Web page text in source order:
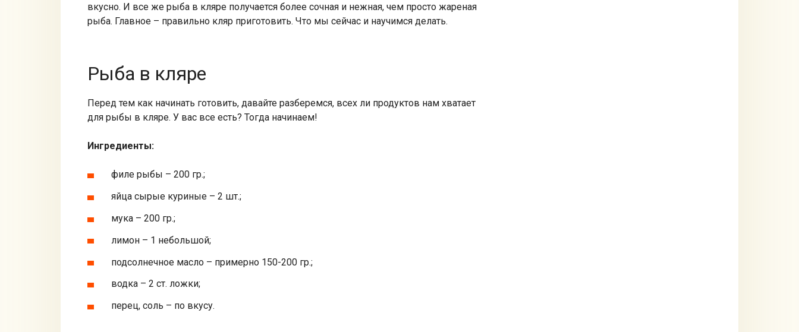
вкусно. И все же рыба в кляре получается более сочная и нежная, чем просто жареная
рыба. Главное – правильно кляр приготовить. Что мы сейчас и научимся делать.
Рыба в кляре
Перед тем как начинать готовить, давайте разберемся, всех ли продуктов нам хватает
для рыбы в кляре. У вас все есть? Тогда начинаем!
Ингредиенты:
филе рыбы – 200 гр.;
яйца сырые куриные – 2 шт.;
мука – 200 гр.;
лимон – 1 небольшой;
подсолнечное масло – примерно 150-200 гр.;
водка – 2 ст. ложки;
перец, соль – по вкусу.